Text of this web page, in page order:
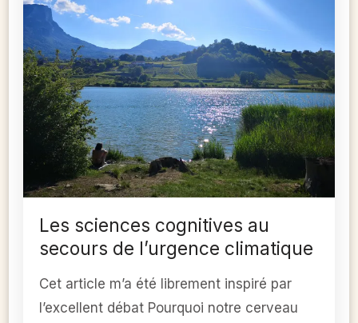
Les sciences cognitives au
secours de l’urgence climatique
Cet article m’a été librement inspiré par
l’excellent débat Pourquoi notre cerveau